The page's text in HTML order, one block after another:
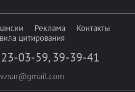
Реклама
Контакты
цитирования
03-59, 39-39-41